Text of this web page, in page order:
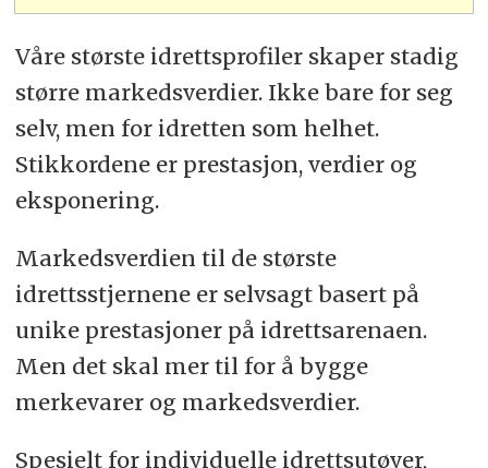
Våre største idrettsprofiler skaper stadig
større markedsverdier. Ikke bare for seg
selv, men for idretten som helhet.
Stikkordene er prestasjon, verdier og
eksponering.
Markedsverdien til de største
idrettsstjernene er selvsagt basert på
unike prestasjoner på idrettsarenaen.
Men det skal mer til for å bygge
merkevarer og markedsverdier.
Spesielt for individuelle idrettsutøver,